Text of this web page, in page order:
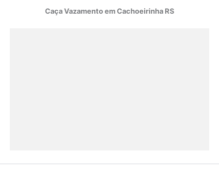
Caça Vazamento em Cachoeirinha RS